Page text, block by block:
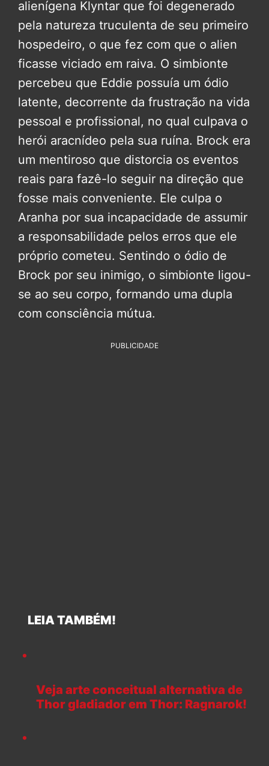
alienígena Klyntar que foi degenerado
pela natureza truculenta de seu primeiro
hospedeiro, o que fez com que o alien
ficasse viciado em raiva. O simbionte
percebeu que Eddie possuía um ódio
latente, decorrente da frustração na vida
pessoal e profissional, no qual culpava o
herói aracnídeo pela sua ruína. Brock era
um mentiroso que distorcia os eventos
reais para fazê-lo seguir na direção que
fosse mais conveniente. Ele culpa o
Aranha por sua incapacidade de assumir
a responsabilidade pelos erros que ele
próprio cometeu. Sentindo o ódio de
Brock por seu inimigo, o simbionte ligou-
se ao seu corpo, formando uma dupla
com consciência mútua.
PUBLICIDADE
LEIA TAMBÉM!
Veja arte conceitual alternativa de
Thor gladiador em Thor: Ragnarok!